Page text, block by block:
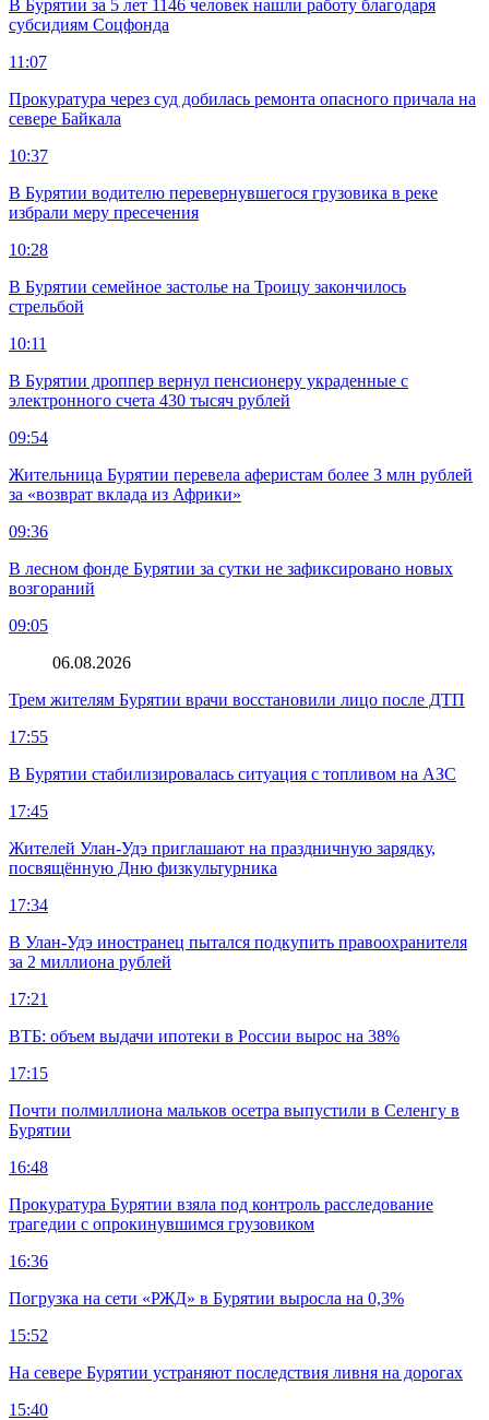
В Бурятии за 5 лет 1146 человек нашли работу благодаря
субсидиям Соцфонда
11:07
Прокуратура через суд добилась ремонта опасного причала на
севере Байкала
10:37
В Бурятии водителю перевернувшегося грузовика в реке
избрали меру пресечения
10:28
В Бурятии семейное застолье на Троицу закончилось
стрельбой
10:11
В Бурятии дроппер вернул пенсионеру украденные с
электронного счета 430 тысяч рублей
09:54
Жительница Бурятии перевела аферистам более 3 млн рублей
за «возврат вклада из Африки»
09:36
В лесном фонде Бурятии за сутки не зафиксировано новых
возгораний
09:05
06.08.2026
Трем жителям Бурятии врачи восстановили лицо после ДТП
17:55
В Бурятии стабилизировалась ситуация с топливом на АЗС
17:45
Жителей Улан-Удэ приглашают на праздничную зарядку,
посвящённую Дню физкультурника
17:34
В Улан-Удэ иностранец пытался подкупить правоохранителя
за 2 миллиона рублей
17:21
ВТБ: объем выдачи ипотеки в России вырос на 38%
17:15
Почти полмиллиона мальков осетра выпустили в Селенгу в
Бурятии
16:48
Прокуратура Бурятии взяла под контроль расследование
трагедии с опрокинувшимся грузовиком
16:36
Погрузка на сети «РЖД» в Бурятии выросла на 0,3%
15:52
На севере Бурятии устраняют последствия ливня на дорогах
15:40